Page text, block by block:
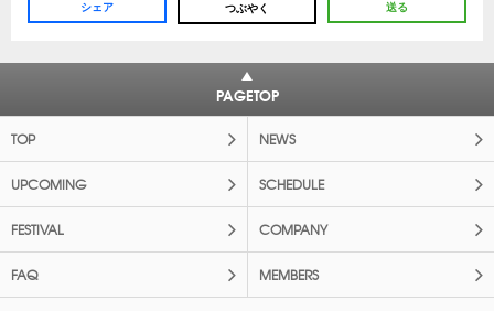
シェア つぶやく 送る
PAGETOP
TOP NEWS
UPCOMING SCHEDULE
FESTIVAL COMPANY
FAQ MEMBERS